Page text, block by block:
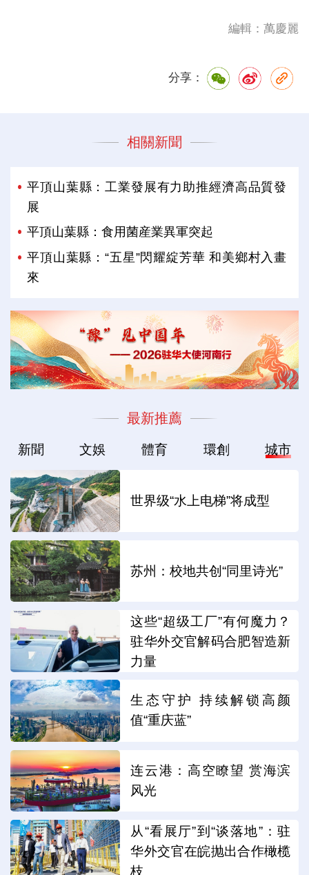
編輯：萬慶麗
分享：
相關新聞
平頂山葉縣：工業發展有力助推經濟高品質發
展
平頂山葉縣：食用菌産業異軍突起
平頂山葉縣：“五星”閃耀綻芳華 和美鄉村入畫
來
最新推薦
新聞 文娛 體育 環創 城市
世界级“水上电梯”将成型
苏州：校地共创“同里诗光”
这些“超级工厂”有何魔力？
驻华外交官解码合肥智造新
力量
生态守护 持续解锁高颜
值“重庆蓝”
连云港：高空瞭望 赏海滨
风光
从“看展厅”到“谈落地”：驻
华外交官在皖抛出合作橄榄
枝